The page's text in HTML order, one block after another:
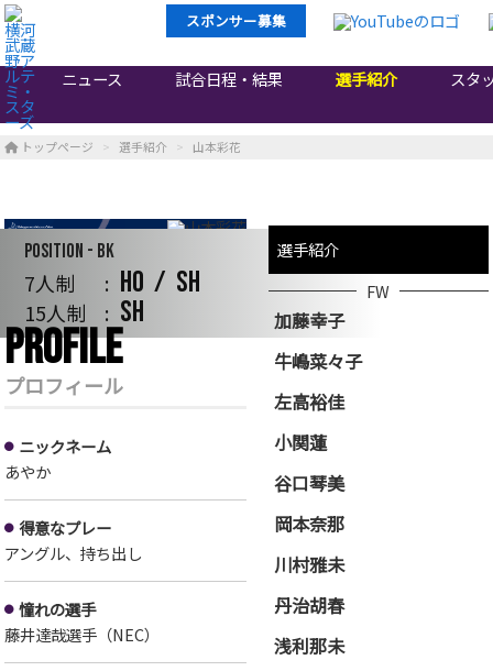
スポンサー募集
ニュース 試合日程・結果 選手紹介 スタ
トップページ 選手紹介 山本彩花
山本彩花
Yamamoto Ayaka
Position - BK
7人制 HO SH
15人制 SH
プロフィール
PROFILE
ニックネーム
あやか
得意なプレー
アングル、持ち出し
憧れの選手
藤井達哉選手（NEC）
選手紹介
FW
加藤幸子
牛嶋菜々子
左高裕佳
小関蓮
谷口琴美
岡本奈那
川村雅未
丹治胡春
浅利那未